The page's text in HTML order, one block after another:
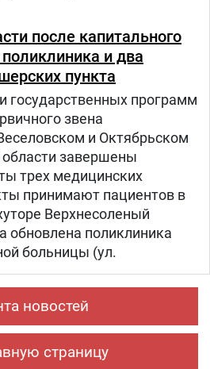
Нур попала на
гуманитарного
(«Кровные братья).
после капитального
и два
пункта
государственных программ
звена
и Октябрьском
области завершены
трех медицинских
принимают пациентов в
Верхнесоленый
обновлена поликлиника
больницы (ул.
новостей
страницу